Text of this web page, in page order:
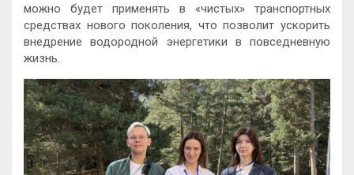
можно будет применять в «чистых» транспортных
средствах нового поколения, что позволит ускорить
внедрение водородной энергетики в повседневную
жизнь.